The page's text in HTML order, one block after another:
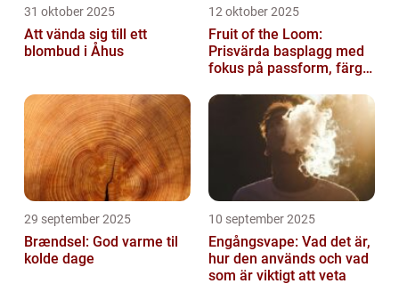
31 oktober 2025
Att vända sig till ett
blombud i Åhus
12 oktober 2025
Fruit of the Loom:
Prisvärda basplagg med
fokus på passform, färg
29 september 2025
Brændsel: God varme til
kolde dage
10 september 2025
Engångsvape: Vad det är,
hur den används och vad
som är viktigt att veta